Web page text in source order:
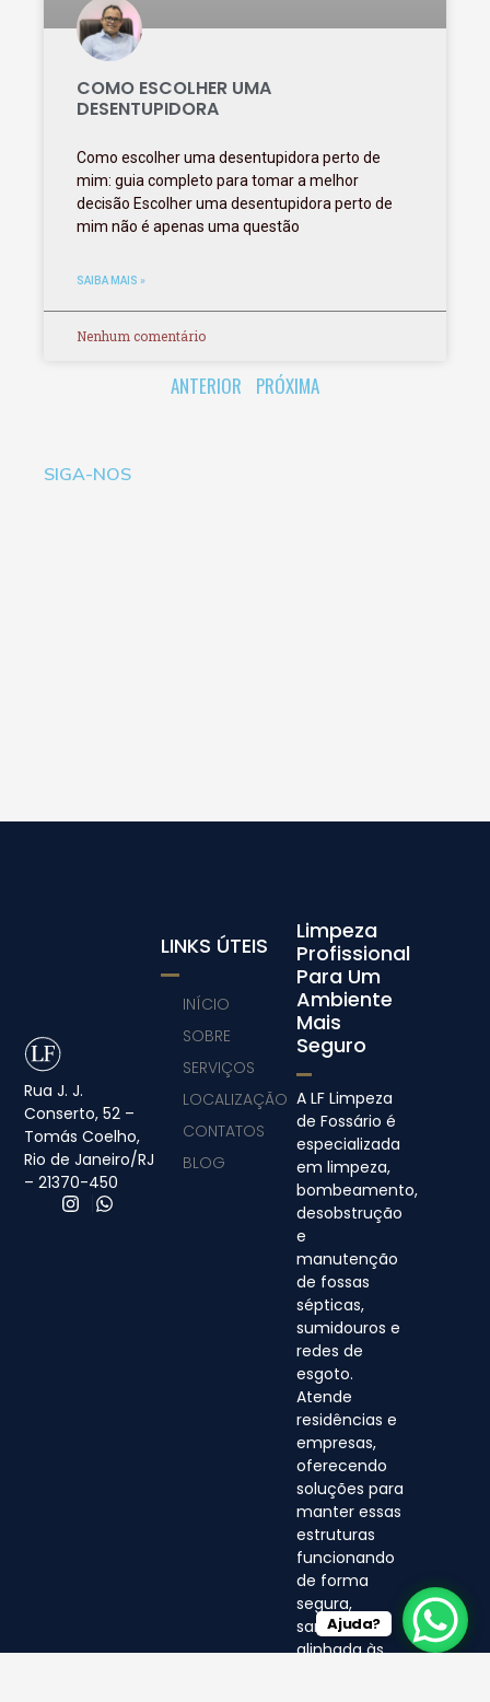
COMO ESCOLHER UMA
DESENTUPIDORA
Como escolher uma desentupidora perto de
mim: guia completo para tomar a melhor
decisão Escolher uma desentupidora perto de
mim não é apenas uma questão
SAIBA MAIS »
Nenhum comentário
ANTERIOR PRÓXIMA
SIGA-NOS
Rua J. J.
Conserto, 52 –
Tomás Coelho,
Rio de Janeiro/RJ
– 21370-450
Limpeza
Profissional
Para Um
Ambiente
Mais
Seguro
A LF Limpeza
de Fossário é
especializada
em limpeza,
bombeamento,
desobstrução
e
manutenção
de fossas
sépticas,
sumidouros e
redes de
esgoto.
Atende
residências e
empresas,
oferecendo
soluções para
manter essas
estruturas
funcionando
de forma
segura,
sanitária e
alinhada às
LINKS ÚTEIS
INÍCIO
SOBRE
SERVIÇOS
LOCALIZAÇÃO
CONTATOS
BLOG
Ajuda?